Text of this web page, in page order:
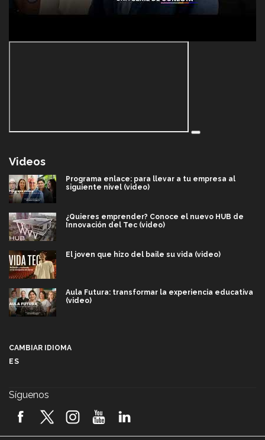
Videos
Programa enlace: para llevar a tu empresa al
siguiente nivel (video)
¿Quieres emprender? Conoce el nuevo HUB de
Innovación del Tec (video)
El joven que hizo del baile su vida (video)
Aula Futura: transformar la experiencia educativa
(video)
2026! (video)
CAMBIAR IDIOMA
ES
Síguenos